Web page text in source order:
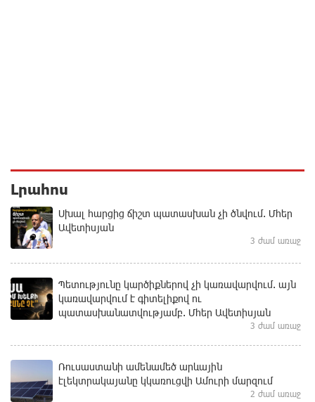
Լրահոս
Սխալ հարցից ճիշտ պատասխան չի ծնվում. Մհեր
Ավետիսյան
3 ժամ առաջ
Պետությունը կարծիքներով չի կառավարվում. այն
կառավարվում է գիտելիքով ու
պատասխանատվությամբ. Մհեր Ավետիսյան
3 ժամ առաջ
Ռուսաստանի ամենամեծ արևային
էլեկտրակայանը կկառուցվի Ամուրի մարզում
2 ժամ առաջ